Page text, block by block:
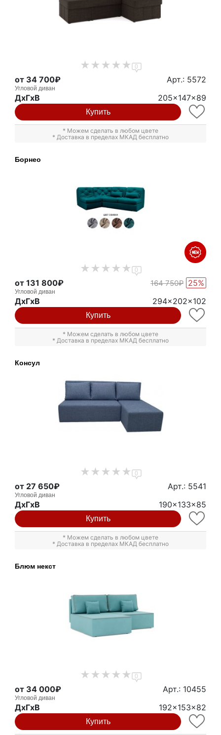
0
от 34 700₽ Арт.: 5572
Угловой диван
ДxГxВ 205x147x89
Купить
* Можем сделать в любом цвете
* Доставка в пределах МКАД бесплатно
Борнео
0
от 131 800₽ 164 750₽ 25%
Угловой диван
ДxГxВ 294x202x102
Купить
* Можем сделать в любом цвете
* Доставка в пределах МКАД бесплатно
Консул
0
от 27 650₽ Арт.: 5541
Угловой диван
ДxГxВ 190x133x85
Купить
* Можем сделать в любом цвете
* Доставка в пределах МКАД бесплатно
Блюм некст
0
от 34 000₽ Арт.: 10455
Угловой диван
ДxГxВ 192x153x82
Купить